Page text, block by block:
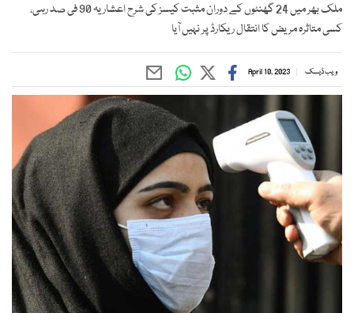
ملک بھر میں 24 گھنٹوں کے دوران مثبت کیسز کی شرح اعشاریہ 90 فی صد رہی،
کسی متاثرہ مریض کا انتقال ریکارڈ پر نہیں آیا
ویب ڈیسک April 10, 2023